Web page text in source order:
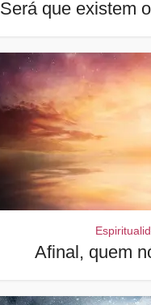
Será que existem
Afinal, quem